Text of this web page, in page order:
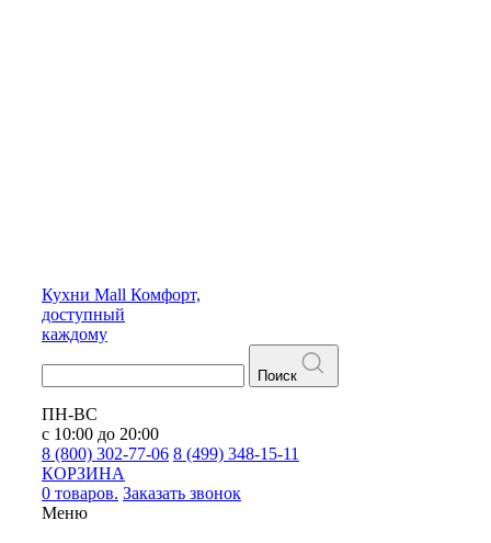
Кухни Mall Комфорт,
доступный
каждому
Поиск
ПН-ВС
с 10:00 до 20:00
8 (800) 302-77-06 8 (499) 348-15-11
КОРЗИНА
0 товаров. Заказать звонок
Меню